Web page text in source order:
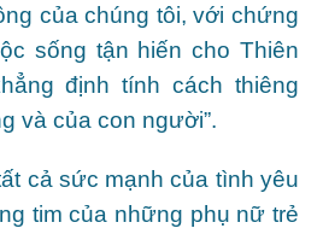
của chúng tôi, với chứng
sống tận hiến cho Thiên
định tính cách thiêng
và của con người”.
cả sức mạnh của tình yêu
tim của những phụ nữ trẻ